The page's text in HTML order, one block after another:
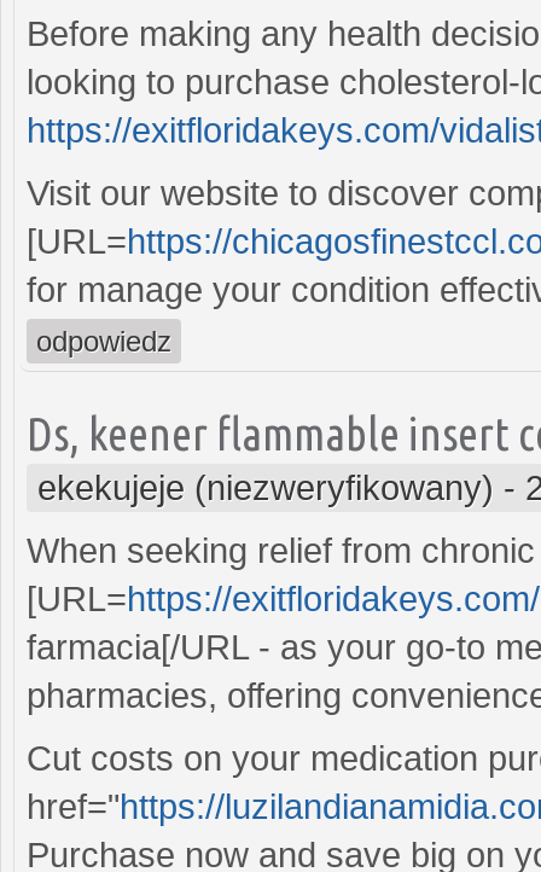
Before making any health
looking to purchase cholesterol-
https://exitfloridakeys.com/
Visit our website to discover
[URL=https://
for manage your condition
odpowiedz
Ds, keener flammable insert
ekekujeje (niezweryfikowany) -
When seeking relief from
[URL=https://
farmacia[/URL - as your go-to
pharmacies, offering
Cut costs on your medication
href="https://
Purchase now and save big on